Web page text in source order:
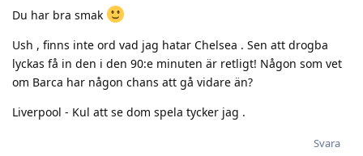
Du har bra smak
Ush , finns inte ord vad jag hatar Chelsea . Sen att drogba
lyckas få in den i den 90:e minuten är retligt! Någon som vet
om Barca har någon chans att gå vidare än?
Liverpool - Kul att se dom spela tycker jag .
Svara